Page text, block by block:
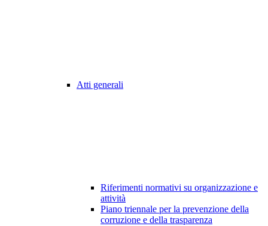
Atti generali
Riferimenti normativi su organizzazione e
attività
Piano triennale per la prevenzione della
corruzione e della trasparenza